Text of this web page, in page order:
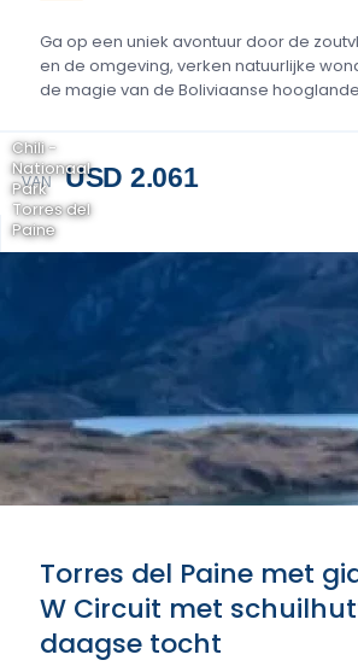
Ga op een uniek avontuur door de
en de omgeving, verken natuurlijke
de magie van de Boliviaanse
VAN USD 2.061
Chili -
Nationaal
Park
Torres del
Paine
Torres del Paine met
W Circuit met
daagse tocht